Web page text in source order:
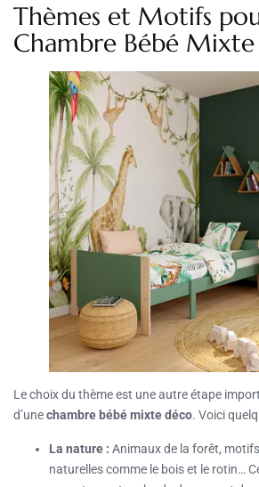
Thèmes et Motifs
Chambre Bébé Mixte
Le choix du thème est une autre étape
d’unechambre bébé mixte déco. Voici
La nature : Animaux de la forêt,
naturelles comme le bois et le rotin…